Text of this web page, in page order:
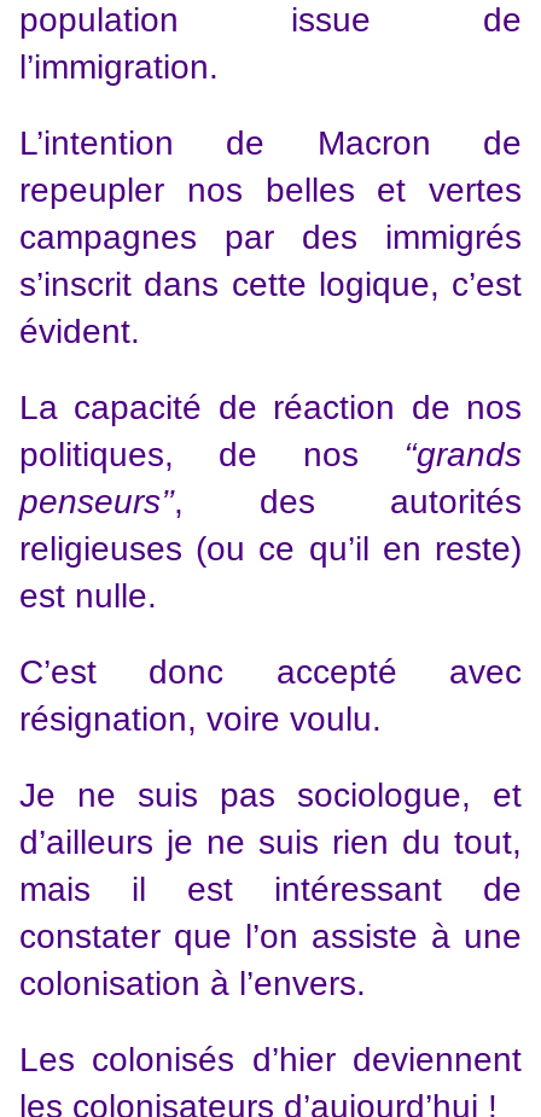
population issue de
l’immigration.
L’intention de Macron de
repeupler nos belles et vertes
campagnes par des immigrés
s’inscrit dans cette logique, c’est
évident.
La capacité de réaction de nos
politiques, de nos ‘‘grands
penseurs’’, des autorités
religieuses (ou ce qu’il en reste)
est nulle.
C’est donc accepté avec
résignation, voire voulu.
Je ne suis pas sociologue, et
d’ailleurs je ne suis rien du tout,
mais il est intéressant de
constater que l’on assiste à une
colonisation à l’envers.
Les colonisés d’hier deviennent
les colonisateurs d’aujourd’hui !